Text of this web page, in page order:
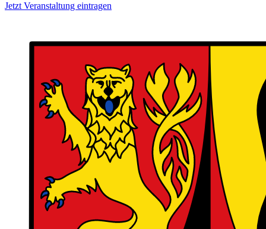
Jetzt Veranstaltung eintragen